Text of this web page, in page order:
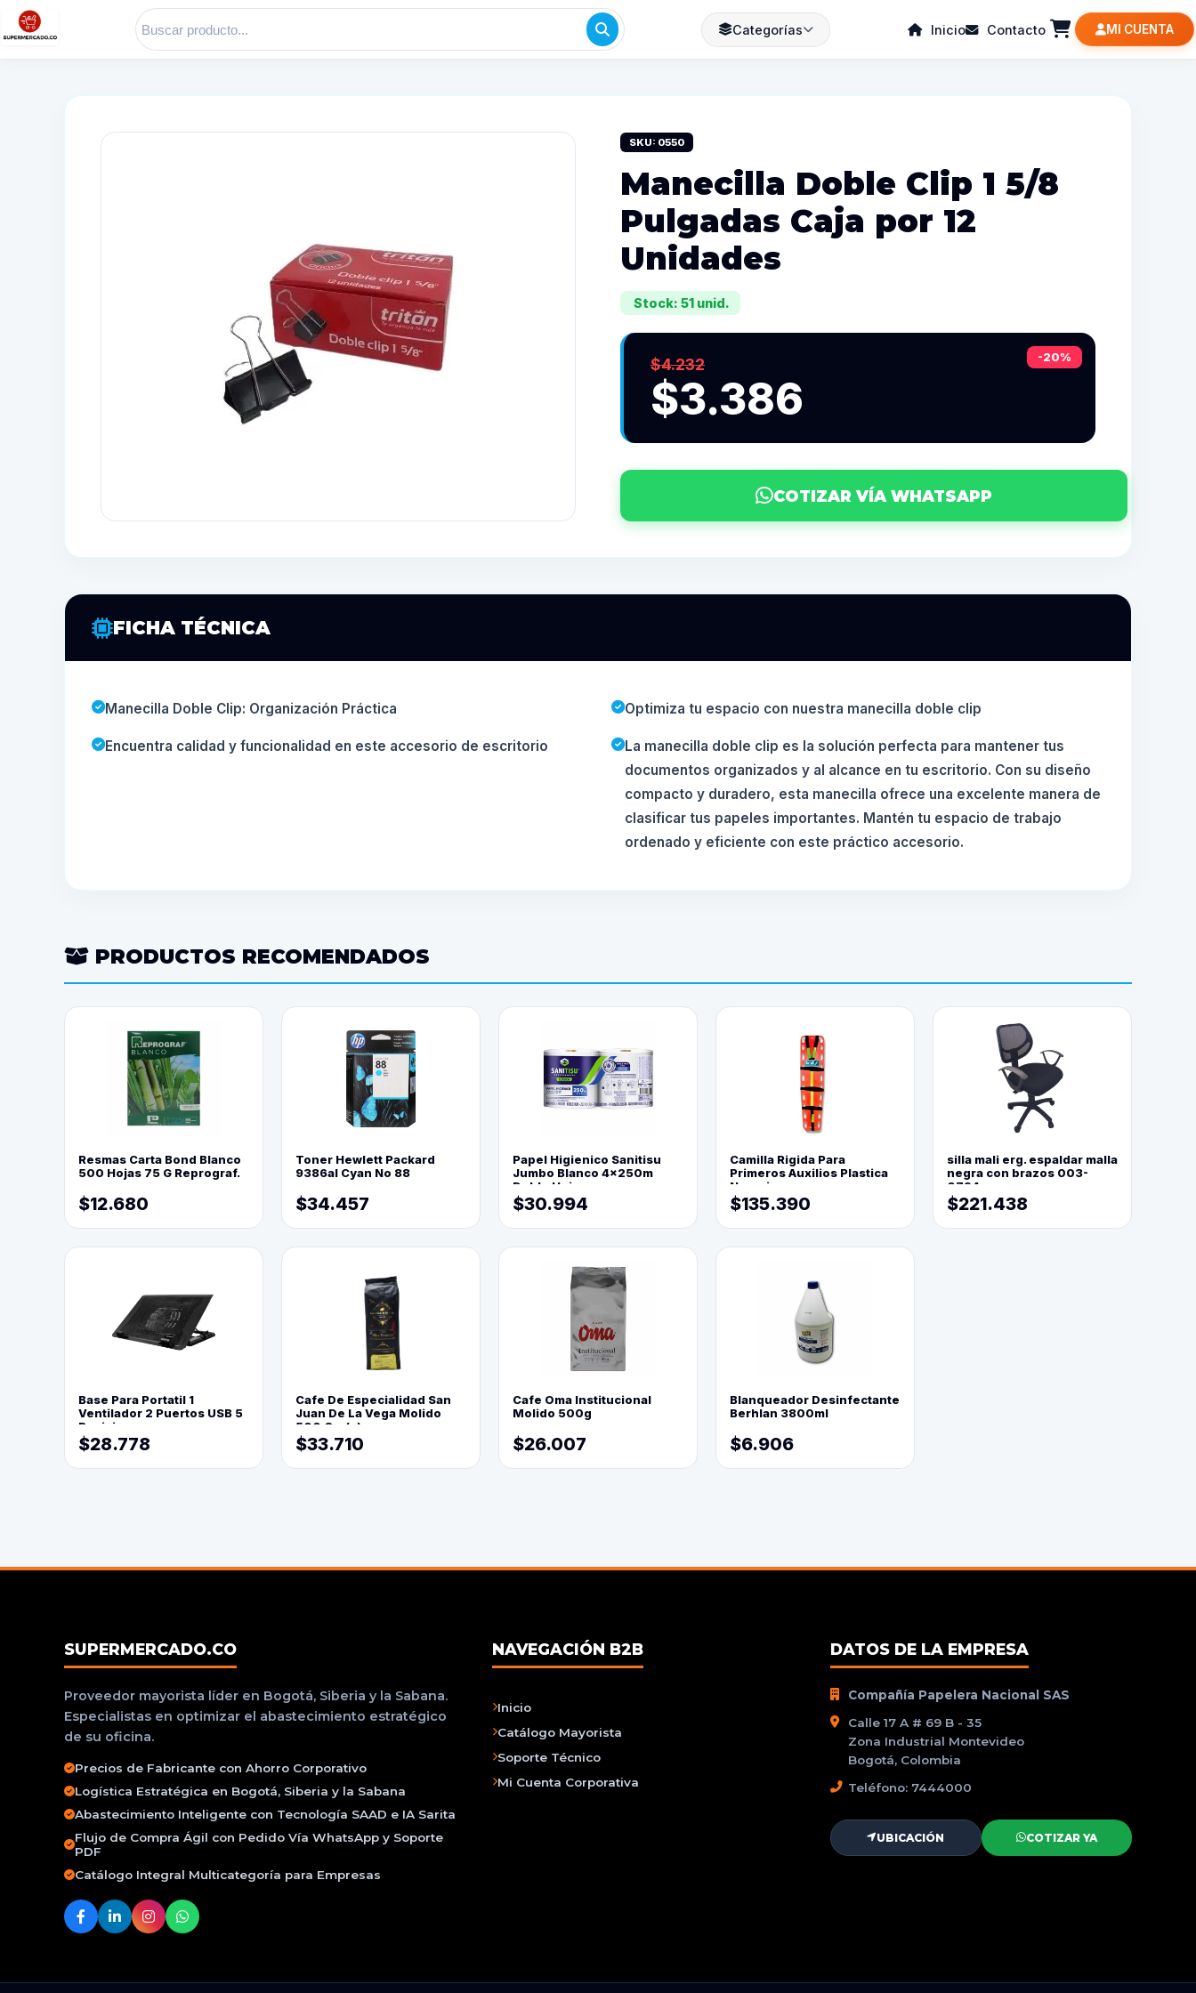
Categorías Inicio Contacto MI CUENTA
SKU: 0550
Manecilla Doble Clip 1 5/8
Pulgadas Caja por 12
Unidades
Stock: 51 unid.
-20%
$4.232
$3.386
COTIZAR VÍA WHATSAPP
FICHA TÉCNICA
Manecilla Doble Clip: Organización Práctica Optimiza tu espacio con nuestra manecilla doble clip
Encuentra calidad y funcionalidad en este accesorio de escritorio
La manecilla doble clip es la solución perfecta para mantener tus
documentos organizados y al alcance en tu escritorio. Con su diseño
compacto y duradero, esta manecilla ofrece una excelente manera de
clasificar tus papeles importantes. Mantén tu espacio de trabajo
ordenado y eficiente con este práctico accesorio.
PRODUCTOS RECOMENDADOS
Resmas Carta Bond Blanco
500 Hojas 75 G Reprograf.
$12.680
Toner Hewlett Packard
9386al Cyan No 88
$34.457
Papel Higienico Sanitisu
Jumbo Blanco 4x250m
Doble Hoja
$30.994
Camilla Rigida Para
Primeros Auxilios Plastica
Naranja
$135.390
silla mali erg. espaldar malla
negra con brazos 003-
0794
$221.438
Base Para Portatil 1
Ventilador 2 Puertos USB 5
Posiciones
$28.778
Cafe De Especialidad San
Juan De La Vega Molido
500 Grs(=)
$33.710
Cafe Oma Institucional
Molido 500g
$26.007
Blanqueador Desinfectante
Berhlan 3800ml
$6.906
SUPERMERCADO.CO
Proveedor mayorista líder en Bogotá, Siberia y la Sabana.
Especialistas en optimizar el abastecimiento estratégico
de su oficina.
Precios de Fabricante con Ahorro Corporativo
Logística Estratégica en Bogotá, Siberia y la Sabana
Abastecimiento Inteligente con Tecnología SAAD e IA Sarita
Flujo de Compra Ágil con Pedido Vía WhatsApp y Soporte
PDF
Catálogo Integral Multicategoría para Empresas
NAVEGACIÓN B2B
Inicio
Catálogo Mayorista
Soporte Técnico
Mi Cuenta Corporativa
DATOS DE LA EMPRESA
Compañía Papelera Nacional SAS
Calle 17 A # 69 B - 35
Zona Industrial Montevideo
Bogotá, Colombia
Teléfono: 7444000
UBICACIÓN COTIZAR YA